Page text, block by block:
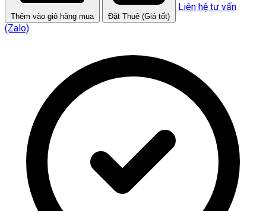
Thêm vào giỏ hàng mua Đặt Thuê (Giá tốt)
Liên hệ tư vấn
(Zalo)